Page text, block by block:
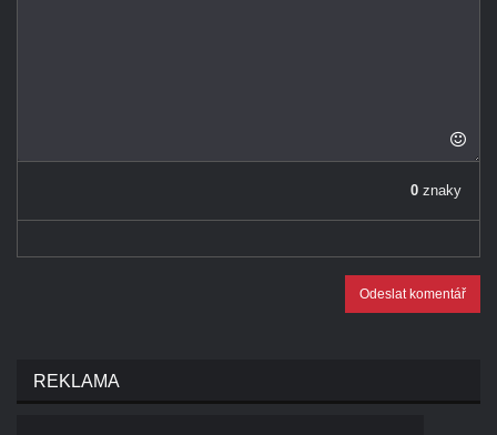
0 znaky
Odeslat komentář
REKLAMA